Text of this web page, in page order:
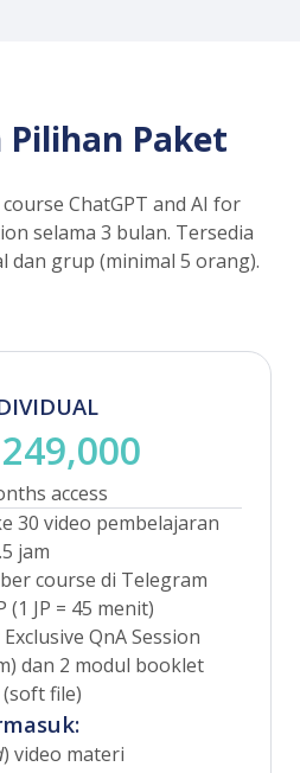
Pilihan Paket
ChatGPT and AI for
selama 3 bulan. Tersedia
dan grup (minimal 5 orang).
access
30 video pembelajaran
jam
course di Telegram
(1 JP = 45 menit)
QnA Session
dan 2 modul booklet
file)
) video materi